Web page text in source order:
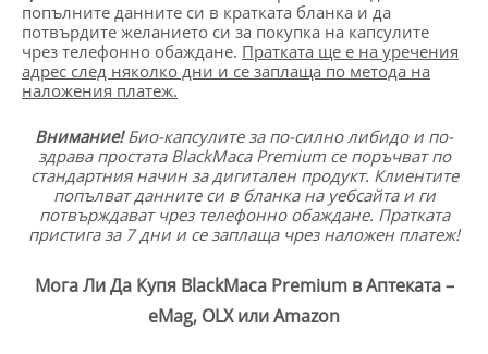
попълните данните си в кратката бланка и да
потвърдите желанието си за покупка на капсулите
чрез телефонно обаждане. Пратката ще е на уречения
адрес след няколко дни и се заплаща по метода на
наложения платеж.
Внимание!Био-капсулите за по-силно либидо и по-
здрава простата BlackMaca Premium се поръчват по
стандартния начин за дигитален продукт. Клиентите
попълват данните си в бланка на уебсайта и ги
потвърждават чрез телефонно обаждане. Пратката
пристига за 7 дни и се заплаща чрез наложен платеж!
Мога Ли Да Купя BlackMaca Premium в Аптеката –
eMag, OLX или Amazon